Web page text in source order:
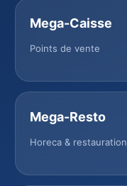
Mega-Caisse
Points de vente
Mega-Resto
Horeca & restauration